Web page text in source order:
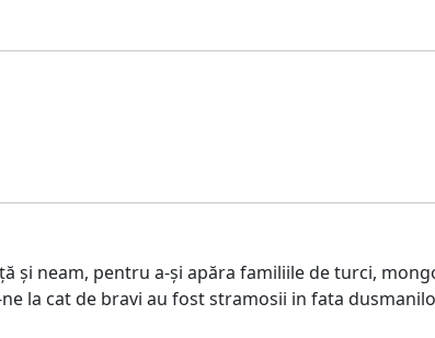
neam, pentru a-și apăra familiile de turci,
la cat de bravi au fost stramosii in fata